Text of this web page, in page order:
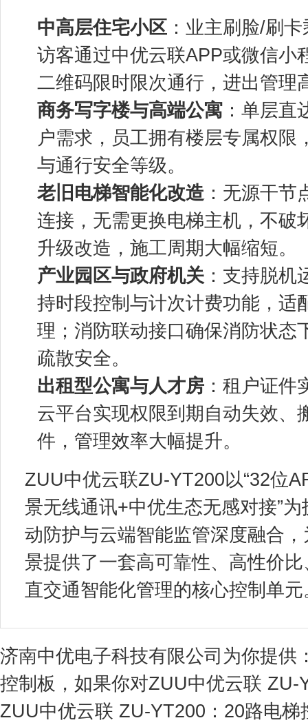
中高层住宅小区 ：业主刷脸/刷
访客通过中优云联APP或微信小
二维码限时限次通行，进出管理
商务写字楼与高端公寓 ：单层
户需求，员工拥有楼层专属权
与通行安全等级。
老旧电梯智能化改造 ：无源干
连接，无需更换电梯主机，不破
升级改造，施工周期大幅缩短。
产业园区与政府机关 ：支持脱
持时段控制与计次计费功能，适
理；消防联动接口确保消防状态
疏散安全。
出租型公寓与人才房 ：租户证
云平台实现权限到期自动失效、
件，管理效率大幅提升。
ZUU中优云联ZU-YT200以“32位
景无线通讯+中优生态无感对接”
动防护与云端智能监管深度融合
景提供了一套高可靠性、高性价
直交通智能化管理的核心控制单元
济南中优电子科技有限公司为你提
控制板，如果你对ZUU中优云联
ZUU中优云联 ZU-YT200：20路电